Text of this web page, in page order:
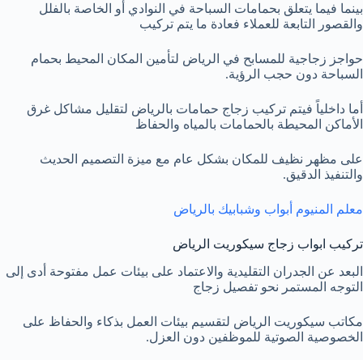
بينما فيما يتعلق بحمامات السباحة في النوادي أو الخاصة بالفلل
والقصور التابعة للعملاء فعادة ما يتم تركيب
حواجز زجاجية للمسابح في الرياض لتأمين المكان المحيط بحمام
السباحة دون حجب الرؤية.
أما داخلياً فيتم تركيب زجاج حمامات بالرياض لتقليل مشاكل غرق
الأماكن المحيطة بالحمامات بالمياه والحفاظ
على مظهر نظيف للمكان بشكل عام مع ميزة التصميم الحديث
والتنفيذ الدقيق.
معلم المنيوم أبواب وشبابيك بالرياض
تركيب ابواب زجاج سيكوريت الرياض
البعد عن الجدران التقليدية والاعتماد على بيئات عمل مفتوحة أدى إلى
التوجه المستمر نحو تفصيل زجاج
مكاتب سيكوريت الرياض لتقسيم بيئات العمل بذكاء والحفاظ على
الخصوصية الصوتية للموظفين دون العزل.